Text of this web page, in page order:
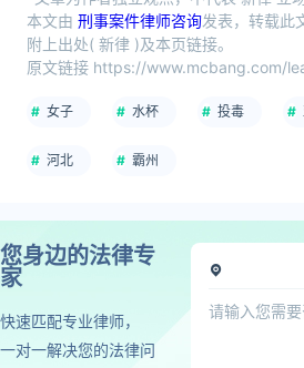
本文由 刑事案件律师咨询发表，转载此
附上出处( 新律 )及本页链接。
原文链接 https://www.mcbang.com/
女子 水杯 投毒
河北 霸州
您身边的法律专
家
快速匹配专业律师，
一对一解决您的法律问